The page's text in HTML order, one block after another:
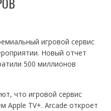
игровой сервис
Новый отчет
500 миллионов
что игровой сервис
Apple TV+. Arcade откроет